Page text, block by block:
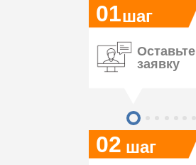
02
01
Оставьте
заявку
шаг
шаг